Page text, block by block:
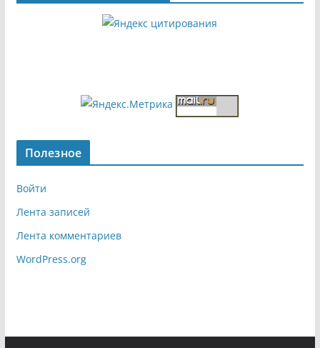
Полезное
Войти
Лента записей
Лента комментариев
WordPress.org